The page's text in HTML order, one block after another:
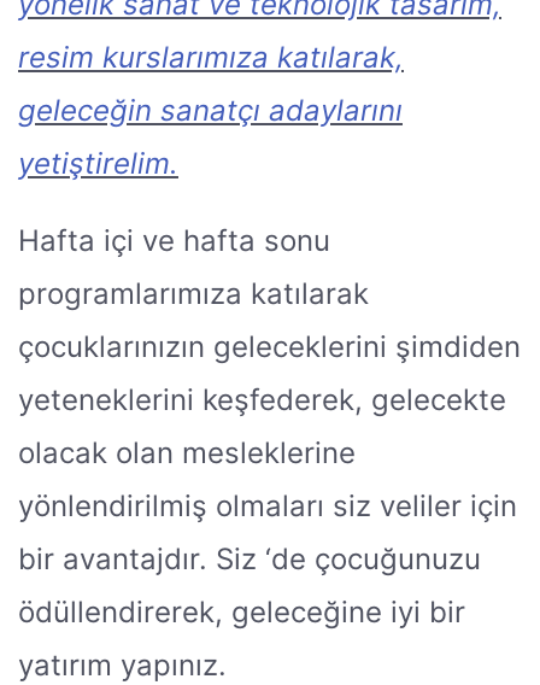
resim kurslarımıza katılarak,
geleceğin sanatçı adaylarını
yetiştirelim.
Hafta içi ve hafta sonu
programlarımıza katılarak
çocuklarınızın geleceklerini şimdiden
yeteneklerini keşfederek, gelecekte
olacak olan mesleklerine
yönlendirilmiş olmaları siz veliler için
bir avantajdır. Siz ‘de çocuğunuzu
ödüllendirerek, geleceğine iyi bir
yatırım yapınız.